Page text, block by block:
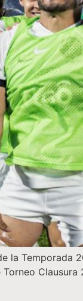
Temporada